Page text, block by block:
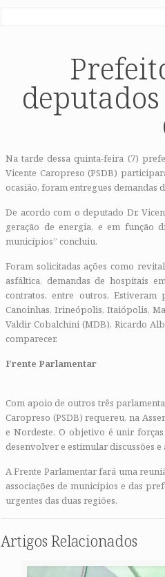
Na tarde dessa quinta-feira (7)
Vicente Caropreso (PSDB)
ocasião, foram entregues demandas
De acordo com o deputado Dr.
geração de energia, e em função
municípios” concluiu.
Foram solicitadas ações como
asfáltica, demandas de hospitais
contratos, entre outros.
Canoinhas, Irineópolis, Itaiópolis,
Valdir Cobalchini (MDB), Ricardo
comparecer.
Frente Parlamentar
Com apoio de outros três
Caropreso (PSDB) requereu, na
e Nordeste. O objetivo é unir
desenvolver e estimular discussões
A Frente Parlamentar fará uma
associações de municípios e das
urgentes das duas regiões.
Artigos Relacionados